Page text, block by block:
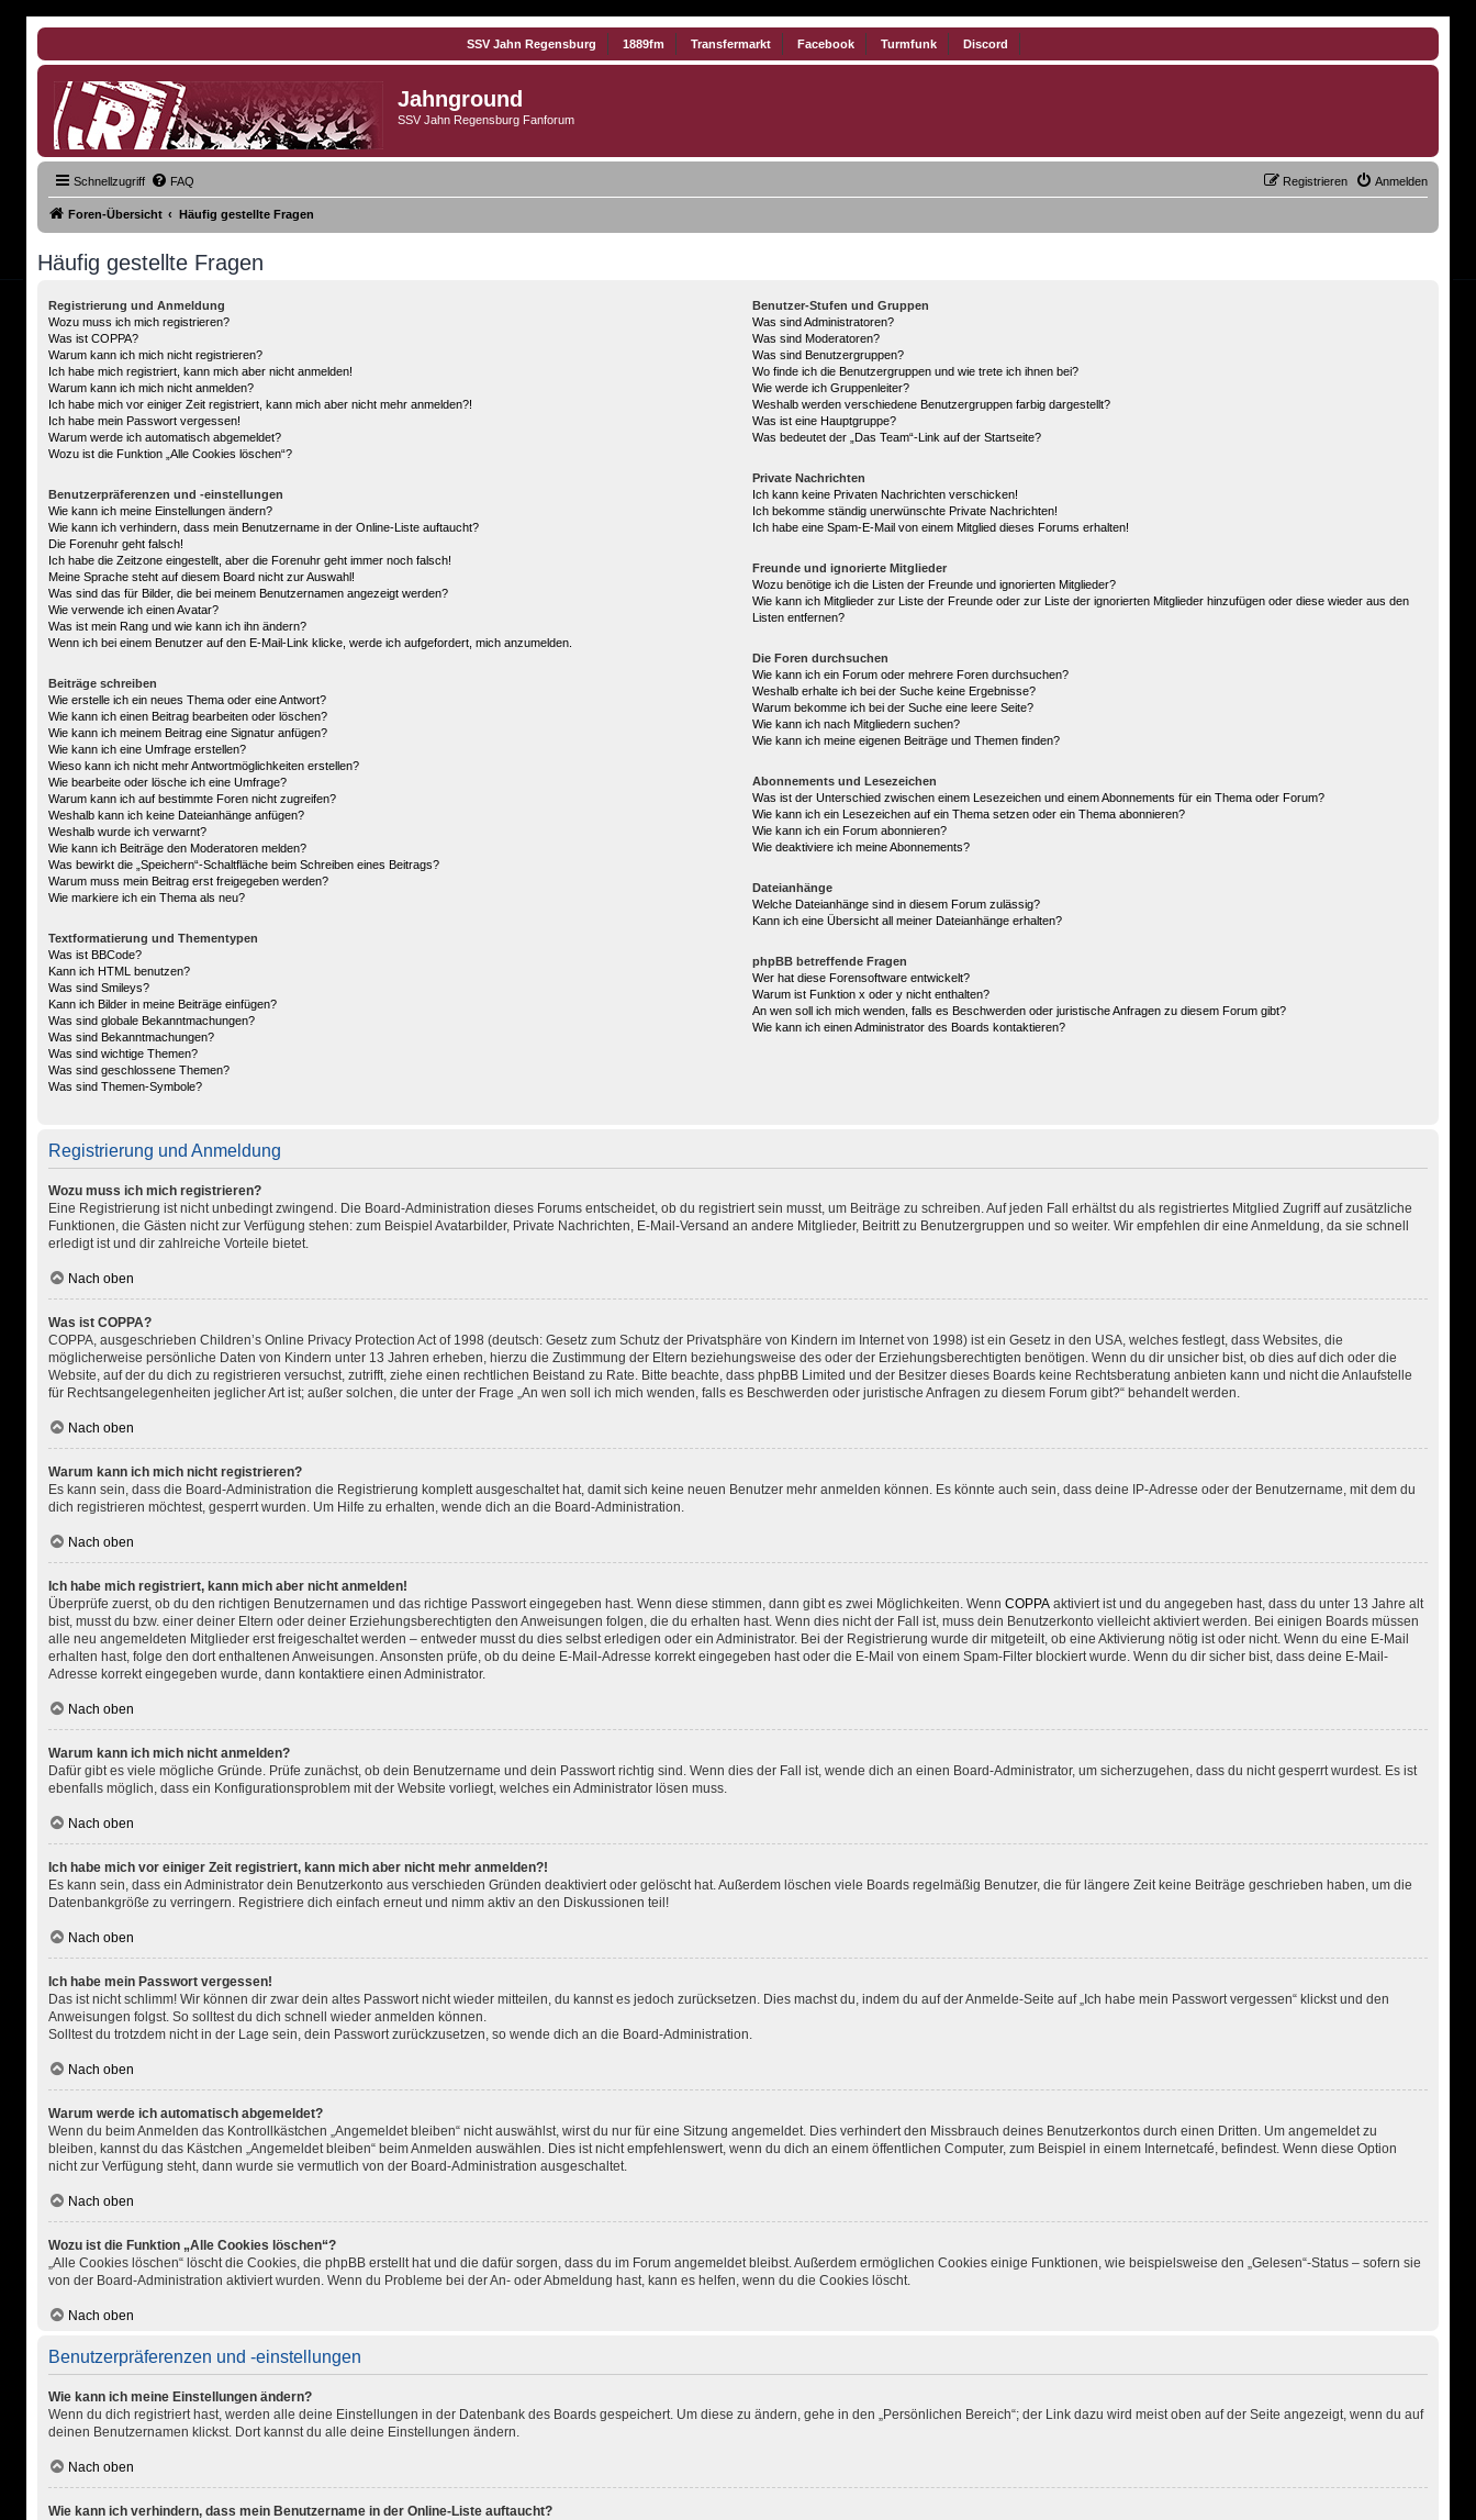
SSV Jahn Regensburg 1889fm Transfermarkt Facebook Turmfunk Discord
Jahnground
SSV Jahn Regensburg Fanforum
Schnellzugriff FAQ Anmelden
Registrieren
Foren-Übersicht Häufig gestellte Fragen
Häufig gestellte Fragen
Registrierung und Anmeldung
Wozu muss ich mich registrieren?
Was ist COPPA?
Warum kann ich mich nicht registrieren?
Ich habe mich registriert, kann mich aber nicht anmelden!
Warum kann ich mich nicht anmelden?
Ich habe mich vor einiger Zeit registriert, kann mich aber nicht mehr anmelden?!
Ich habe mein Passwort vergessen!
Warum werde ich automatisch abgemeldet?
Wozu ist die Funktion „Alle Cookies löschen“?
Benutzerpräferenzen und -einstellungen
Wie kann ich meine Einstellungen ändern?
Wie kann ich verhindern, dass mein Benutzername in der Online-Liste auftaucht?
Die Forenuhr geht falsch!
Ich habe die Zeitzone eingestellt, aber die Forenuhr geht immer noch falsch!
Meine Sprache steht auf diesem Board nicht zur Auswahl!
Was sind das für Bilder, die bei meinem Benutzernamen angezeigt werden?
Wie verwende ich einen Avatar?
Was ist mein Rang und wie kann ich ihn ändern?
Wenn ich bei einem Benutzer auf den E-Mail-Link klicke, werde ich aufgefordert, mich anzumelden.
Beiträge schreiben
Wie erstelle ich ein neues Thema oder eine Antwort?
Wie kann ich einen Beitrag bearbeiten oder löschen?
Wie kann ich meinem Beitrag eine Signatur anfügen?
Wie kann ich eine Umfrage erstellen?
Wieso kann ich nicht mehr Antwortmöglichkeiten erstellen?
Wie bearbeite oder lösche ich eine Umfrage?
Warum kann ich auf bestimmte Foren nicht zugreifen?
Weshalb kann ich keine Dateianhänge anfügen?
Weshalb wurde ich verwarnt?
Wie kann ich Beiträge den Moderatoren melden?
Was bewirkt die „Speichern“-Schaltfläche beim Schreiben eines Beitrags?
Warum muss mein Beitrag erst freigegeben werden?
Wie markiere ich ein Thema als neu?
Textformatierung und Thementypen
Was ist BBCode?
Kann ich HTML benutzen?
Was sind Smileys?
Kann ich Bilder in meine Beiträge einfügen?
Was sind globale Bekanntmachungen?
Was sind Bekanntmachungen?
Was sind wichtige Themen?
Was sind geschlossene Themen?
Was sind Themen-Symbole?
Benutzer-Stufen und Gruppen
Was sind Administratoren?
Was sind Moderatoren?
Was sind Benutzergruppen?
Wo finde ich die Benutzergruppen und wie trete ich ihnen bei?
Wie werde ich Gruppenleiter?
Weshalb werden verschiedene Benutzergruppen farbig dargestellt?
Was ist eine Hauptgruppe?
Was bedeutet der „Das Team“-Link auf der Startseite?
Private Nachrichten
Ich kann keine Privaten Nachrichten verschicken!
Ich bekomme ständig unerwünschte Private Nachrichten!
Ich habe eine Spam-E-Mail von einem Mitglied dieses Forums erhalten!
Freunde und ignorierte Mitglieder
Wozu benötige ich die Listen der Freunde und ignorierten Mitglieder?
Wie kann ich Mitglieder zur Liste der Freunde oder zur Liste der ignorierten Mitglieder hinzufügen oder diese wieder aus den
Listen entfernen?
Die Foren durchsuchen
Wie kann ich ein Forum oder mehrere Foren durchsuchen?
Weshalb erhalte ich bei der Suche keine Ergebnisse?
Warum bekomme ich bei der Suche eine leere Seite?
Wie kann ich nach Mitgliedern suchen?
Wie kann ich meine eigenen Beiträge und Themen finden?
Abonnements und Lesezeichen
Was ist der Unterschied zwischen einem Lesezeichen und einem Abonnements für ein Thema oder Forum?
Wie kann ich ein Lesezeichen auf ein Thema setzen oder ein Thema abonnieren?
Wie kann ich ein Forum abonnieren?
Wie deaktiviere ich meine Abonnements?
Dateianhänge
Welche Dateianhänge sind in diesem Forum zulässig?
Kann ich eine Übersicht all meiner Dateianhänge erhalten?
phpBB betreffende Fragen
Wer hat diese Forensoftware entwickelt?
Warum ist Funktion x oder y nicht enthalten?
An wen soll ich mich wenden, falls es Beschwerden oder juristische Anfragen zu diesem Forum gibt?
Wie kann ich einen Administrator des Boards kontaktieren?
Registrierung und Anmeldung
Wozu muss ich mich registrieren?
Eine Registrierung ist nicht unbedingt zwingend. Die Board-Administration dieses Forums entscheidet, ob du registriert sein musst, um Beiträge zu schreiben. Auf jeden Fall erhältst du als registriertes Mitglied Zugriff auf zusätzliche
Funktionen, die Gästen nicht zur Verfügung stehen: zum Beispiel Avatarbilder, Private Nachrichten, E-Mail-Versand an andere Mitglieder, Beitritt zu Benutzergruppen und so weiter. Wir empfehlen dir eine Anmeldung, da sie schnell
erledigt ist und dir zahlreiche Vorteile bietet.
Nach oben
Was ist COPPA?
COPPA, ausgeschrieben Children’s Online Privacy Protection Act of 1998 (deutsch: Gesetz zum Schutz der Privatsphäre von Kindern im Internet von 1998) ist ein Gesetz in den USA, welches festlegt, dass Websites, die
möglicherweise persönliche Daten von Kindern unter 13 Jahren erheben, hierzu die Zustimmung der Eltern beziehungsweise des oder der Erziehungsberechtigten benötigen. Wenn du dir unsicher bist, ob dies auf dich oder die
Website, auf der du dich zu registrieren versuchst, zutrifft, ziehe einen rechtlichen Beistand zu Rate. Bitte beachte, dass phpBB Limited und der Besitzer dieses Boards keine Rechtsberatung anbieten kann und nicht die Anlaufstelle
für Rechtsangelegenheiten jeglicher Art ist; außer solchen, die unter der Frage „An wen soll ich mich wenden, falls es Beschwerden oder juristische Anfragen zu diesem Forum gibt?“ behandelt werden.
Nach oben
Warum kann ich mich nicht registrieren?
Es kann sein, dass die Board-Administration die Registrierung komplett ausgeschaltet hat, damit sich keine neuen Benutzer mehr anmelden können. Es könnte auch sein, dass deine IP-Adresse oder der Benutzername, mit dem du
dich registrieren möchtest, gesperrt wurden. Um Hilfe zu erhalten, wende dich an die Board-Administration.
Nach oben
Ich habe mich registriert, kann mich aber nicht anmelden!
Überprüfe zuerst, ob du den richtigen Benutzernamen und das richtige Passwort eingegeben hast. Wenn diese stimmen, dann gibt es zwei Möglichkeiten. Wenn COPPAaktiviert ist und du angegeben hast, dass du unter 13 Jahre alt
bist, musst du bzw. einer deiner Eltern oder deiner Erziehungsberechtigten den Anweisungen folgen, die du erhalten hast. Wenn dies nicht der Fall ist, muss dein Benutzerkonto vielleicht aktiviert werden. Bei einigen Boards müssen
alle neu angemeldeten Mitglieder erst freigeschaltet werden – entweder musst du dies selbst erledigen oder ein Administrator. Bei der Registrierung wurde dir mitgeteilt, ob eine Aktivierung nötig ist oder nicht. Wenn du eine E-Mail
erhalten hast, folge den dort enthaltenen Anweisungen. Ansonsten prüfe, ob du deine E-Mail-Adresse korrekt eingegeben hast oder die E-Mail von einem Spam-Filter blockiert wurde. Wenn du dir sicher bist, dass deine E-Mail-
Adresse korrekt eingegeben wurde, dann kontaktiere einen Administrator.
Nach oben
Warum kann ich mich nicht anmelden?
Dafür gibt es viele mögliche Gründe. Prüfe zunächst, ob dein Benutzername und dein Passwort richtig sind. Wenn dies der Fall ist, wende dich an einen Board-Administrator, um sicherzugehen, dass du nicht gesperrt wurdest. Es ist
ebenfalls möglich, dass ein Konfigurationsproblem mit der Website vorliegt, welches ein Administrator lösen muss.
Nach oben
Ich habe mich vor einiger Zeit registriert, kann mich aber nicht mehr anmelden?!
Es kann sein, dass ein Administrator dein Benutzerkonto aus verschieden Gründen deaktiviert oder gelöscht hat. Außerdem löschen viele Boards regelmäßig Benutzer, die für längere Zeit keine Beiträge geschrieben haben, um die
Datenbankgröße zu verringern. Registriere dich einfach erneut und nimm aktiv an den Diskussionen teil!
Nach oben
Ich habe mein Passwort vergessen!
Das ist nicht schlimm! Wir können dir zwar dein altes Passwort nicht wieder mitteilen, du kannst es jedoch zurücksetzen. Dies machst du, indem du auf der Anmelde-Seite auf „Ich habe mein Passwort vergessen“ klickst und den
Anweisungen folgst. So solltest du dich schnell wieder anmelden können.
Solltest du trotzdem nicht in der Lage sein, dein Passwort zurückzusetzen, so wende dich an die Board-Administration.
Nach oben
Warum werde ich automatisch abgemeldet?
Wenn du beim Anmelden das Kontrollkästchen „Angemeldet bleiben“ nicht auswählst, wirst du nur für eine Sitzung angemeldet. Dies verhindert den Missbrauch deines Benutzerkontos durch einen Dritten. Um angemeldet zu
bleiben, kannst du das Kästchen „Angemeldet bleiben“ beim Anmelden auswählen. Dies ist nicht empfehlenswert, wenn du dich an einem öffentlichen Computer, zum Beispiel in einem Internetcafé, befindest. Wenn diese Option
nicht zur Verfügung steht, dann wurde sie vermutlich von der Board-Administration ausgeschaltet.
Nach oben
Wozu ist die Funktion „Alle Cookies löschen“?
„Alle Cookies löschen“ löscht die Cookies, die phpBB erstellt hat und die dafür sorgen, dass du im Forum angemeldet bleibst. Außerdem ermöglichen Cookies einige Funktionen, wie beispielsweise den „Gelesen“-Status – sofern sie
von der Board-Administration aktiviert wurden. Wenn du Probleme bei der An- oder Abmeldung hast, kann es helfen, wenn du die Cookies löscht.
Nach oben
Benutzerpräferenzen und -einstellungen
Wie kann ich meine Einstellungen ändern?
Wenn du dich registriert hast, werden alle deine Einstellungen in der Datenbank des Boards gespeichert. Um diese zu ändern, gehe in den „Persönlichen Bereich“; der Link dazu wird meist oben auf der Seite angezeigt, wenn du auf
deinen Benutzernamen klickst. Dort kannst du alle deine Einstellungen ändern.
Nach oben
Wie kann ich verhindern, dass mein Benutzername in der Online-Liste auftaucht?